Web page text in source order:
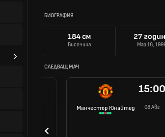
БИОГРАФИЯ
184 см
Височина
27
Мар 18,
СЛЕДВАЩ МАЧ
Манчестър Юнайтед
15:00
08 Авг